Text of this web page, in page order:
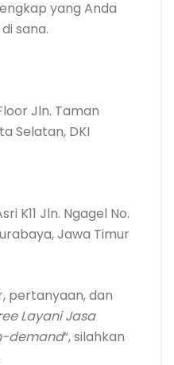
yang Anda
sana.
Jln. Taman
Selatan, DKI
K11 Jln. Ngagel No.
Jawa Timur
pertanyaan, dan
Layani Jasa
demand“, silahkan